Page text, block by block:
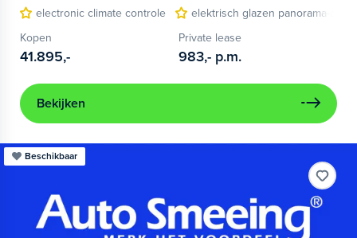
electronic climate controle
elektrisch glazen panorama-dak
Kopen
41.895,-
Private lease
983,- p.m.
Bekijken
Beschikbaar